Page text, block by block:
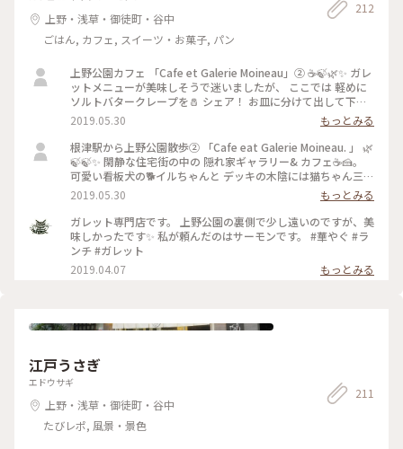
上野・浅草・御徒町・谷中
ごはん, カフェ, スイーツ・お菓子, パン
212
上野公園カフェ 「Cafe et Galerie Moineau」② ☕️🍃🌿✨ ガレ
ットメニューが美味しそうで迷いましたが、 ここでは 軽めに
ソルトバタークレープを🧂 シェア！ お皿に分けて出して下さ
いました。 お庭には季節を感じる植栽がされていました！ 🌿
🌳🌿🌱🍃🌼 #お散歩 #隠れ家カフェ #上野公園カフェ #ガレッ
ト
2019.05.30
もっとみる
根津駅から上野公園散歩② 「Cafe eat Galerie Moineau. 」 🌿
🍃🍃✨ 閑静な住宅街の中の 隠れ家ギャラリー& カフェ☕️🍰。
可愛い看板犬の🐕イルちゃんと デッキの木陰には猫ちゃん三匹
🐈🐈🐈🍃🌿🌿 #お散歩 #上野公園カフェ #根津 #隠れ家カフェ #
看板犬
2019.05.30
もっとみる
ガレット専門店です。 上野公園の裏側で少し遠いのですが、美
味しかったです✨ 私が頼んだのはサーモンです。 #華やぐ #ラ
ンチ #ガレット
2019.04.07
もっとみる
江戸うさぎ
エドウサギ
上野・浅草・御徒町・谷中
たびレポ, 風景・景色
211